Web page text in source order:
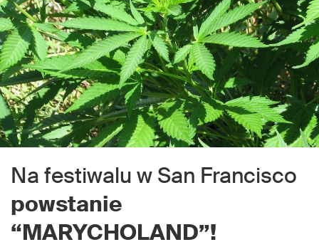
Na festiwalu w San Francisco
powstanie
“MARYCHOLAND”!